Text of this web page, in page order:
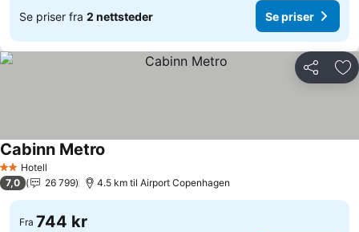
Se priser fra 2 nettsteder Se priser
Del
2 Stjerner
Hotell
Cabinn Metro
7,0 26 799 4.5 km til Airport Copenhagen
Fra 744 kr